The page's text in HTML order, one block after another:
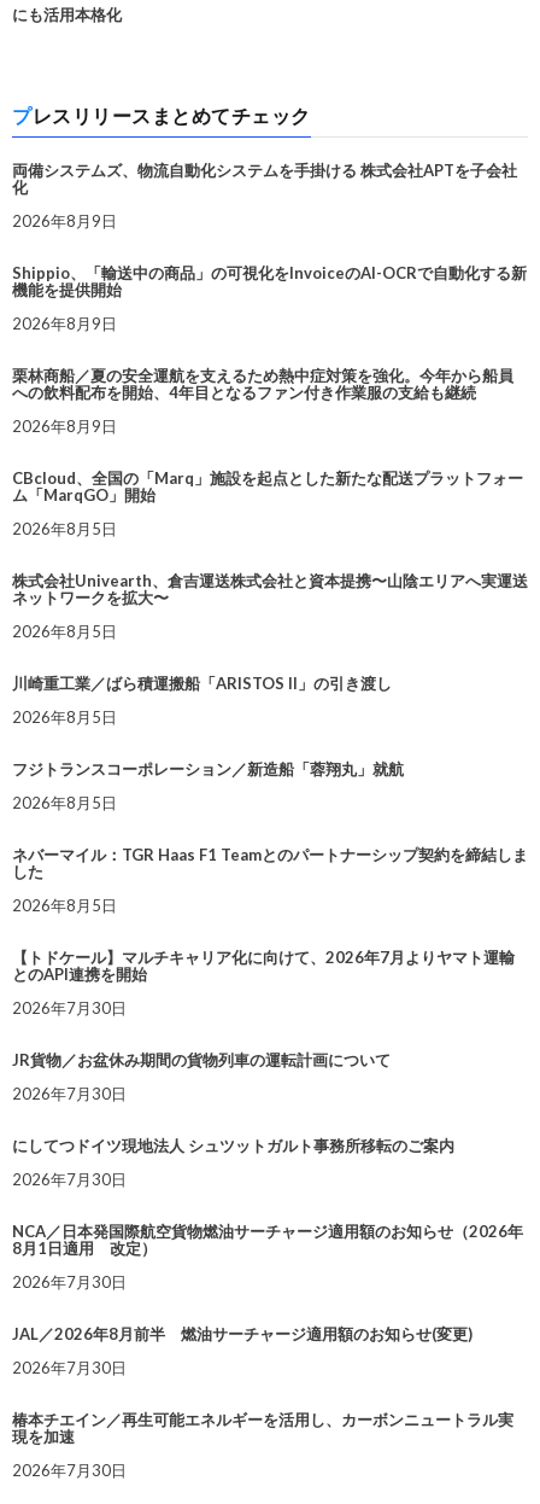
にも活用本格化
プレスリリースまとめてチェック
両備システムズ、物流自動化システムを手掛ける 株式会社APTを子会社
化
2026年8月9日
Shippio、「輸送中の商品」の可視化をInvoiceのAI-OCRで自動化する新
機能を提供開始
2026年8月9日
栗林商船／夏の安全運航を支えるため熱中症対策を強化。今年から船員
への飲料配布を開始、4年目となるファン付き作業服の支給も継続
2026年8月9日
CBcloud、全国の「Marq」施設を起点とした新たな配送プラットフォー
ム「MarqGO」開始
2026年8月5日
株式会社Univearth、倉吉運送株式会社と資本提携〜山陰エリアへ実運送
ネットワークを拡大〜
2026年8月5日
川崎重工業／ばら積運搬船「ARISTOS II」の引き渡し
2026年8月5日
フジトランスコーポレーション／新造船「蓉翔丸」就航
2026年8月5日
ネバーマイル：TGR Haas F1 Teamとのパートナーシップ契約を締結しま
した
2026年8月5日
【トドケール】マルチキャリア化に向けて、2026年7月よりヤマト運輸
とのAPI連携を開始
2026年7月30日
JR貨物／お盆休み期間の貨物列車の運転計画について
2026年7月30日
にしてつドイツ現地法人 シュツットガルト事務所移転のご案内
2026年7月30日
NCA／日本発国際航空貨物燃油サーチャージ適用額のお知らせ（2026年
8月1日適用 改定）
2026年7月30日
JAL／2026年8月前半 燃油サーチャージ適用額のお知らせ(変更)
2026年7月30日
椿本チエイン／再生可能エネルギーを活用し、カーボンニュートラル実
現を加速
2026年7月30日